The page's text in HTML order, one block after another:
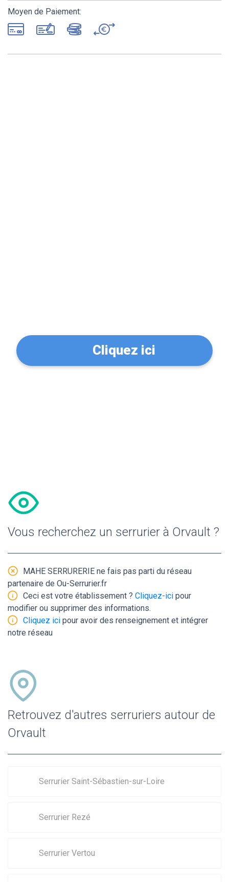
Moyen de Paiement:
Cliquez ici
Vous recherchez un serrurier à Orvault ?
MAHE SERRURERIE ne fais pas parti du réseau
partenaire de Ou-Serrurier.fr
Ceci est votre établissement ? Cliquez-ici pour
modifier ou supprimer des informations.
Cliquez ici pour avoir des renseignement et intégrer
notre réseau
Retrouvez d'autres serruriers autour de
Orvault
Serrurier Saint-Sébastien-sur-Loire
Serrurier Rezé
Serrurier Vertou